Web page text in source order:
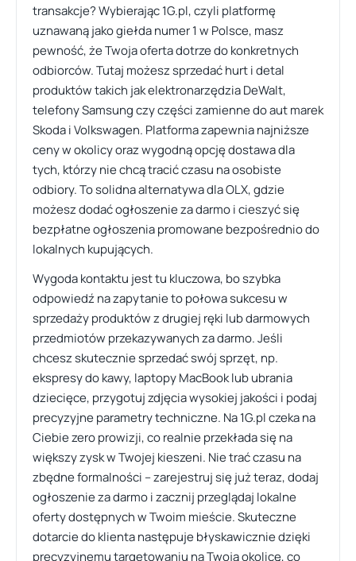
transakcje? Wybierając 1G.pl, czyli platformę
uznawaną jako giełda numer 1 w Polsce, masz
pewność, że Twoja oferta dotrze do konkretnych
odbiorców. Tutaj możesz sprzedać hurt i detal
produktów takich jak elektronarzędzia DeWalt,
telefony Samsung czy części zamienne do aut marek
Skoda i Volkswagen. Platforma zapewnia najniższe
ceny w okolicy oraz wygodną opcję dostawa dla
tych, którzy nie chcą tracić czasu na osobiste
odbiory. To solidna alternatywa dla OLX, gdzie
możesz dodać ogłoszenie za darmo i cieszyć się
bezpłatne ogłoszenia promowane bezpośrednio do
lokalnych kupujących.
Wygoda kontaktu jest tu kluczowa, bo szybka
odpowiedź na zapytanie to połowa sukcesu w
sprzedaży produktów z drugiej ręki lub darmowych
przedmiotów przekazywanych za darmo. Jeśli
chcesz skutecznie sprzedać swój sprzęt, np.
ekspresy do kawy, laptopy MacBook lub ubrania
dziecięce, przygotuj zdjęcia wysokiej jakości i podaj
precyzyjne parametry techniczne. Na 1G.pl czeka na
Ciebie zero prowizji, co realnie przekłada się na
większy zysk w Twojej kieszeni. Nie trać czasu na
zbędne formalności – zarejestruj się już teraz, dodaj
ogłoszenie za darmo i zacznij przeglądaj lokalne
oferty dostępnych w Twoim mieście. Skuteczne
dotarcie do klienta następuje błyskawicznie dzięki
precyzyjnemu targetowaniu na Twoją okolicę, co